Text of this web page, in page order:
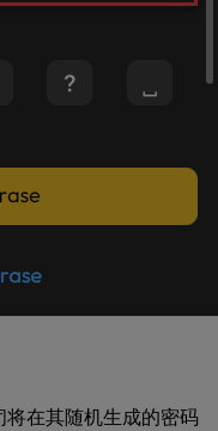
在其随机生成的密码